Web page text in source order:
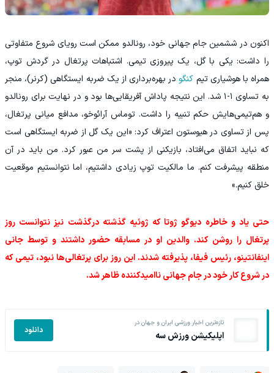
اکنون در ششمین جام جهانی خود، رونالدو ممکن است رویای شروع متفاوتی
را داشت: یکی با گل، یک پیروزی تیمی. اشتباهات پرتغال در گردش توپ،
همراه با هوشیاری تیم کنگو در بهره‌برداری از یک ضربه ایستگاهی (کرنر)، منجر
به تساوی ۱-۱ شد. این نتیجه پاداش آفریقایی‌ها بود و در نهایت برای رونالدو
و هم‌تیمی‌هایش حکم تنبیه را داشت. توماس آرائوخو، مدافع میانی پرتغال،
پس از تساوی در هیوستون اعتراف کرد: «این یک گل از ضربه ایستگاهی است
که نباید اتفاق می‌افتاد، بازیکنی از پشت سر من عبور کرد. من باید در آن
منطقه پیشرفت کنم. ما مالکیت توپ زیادی داشتیم، اما نتوانستیم موقعیت
خلق کنیم.»
حتی یاد و خاطره دیوگو ژوتا که ژوئیه گذشته درگذشت نیز نتوانست روز
پرتغال را روشن کند. والدین او در مسابقه حضور داشتند و توسط جانی
اینفانتینو، رئیس فیفا، پذیرفته شدند. این روز برای پرتغالی‌ها نبود، تیمی که
در شروع کار خود در جام جهانی ناامیدکننده ظاهر شد.
تازه‌ترین اخبار ورزشی ایران و جهان در
اپلیکیشن ورزش سه دانلود